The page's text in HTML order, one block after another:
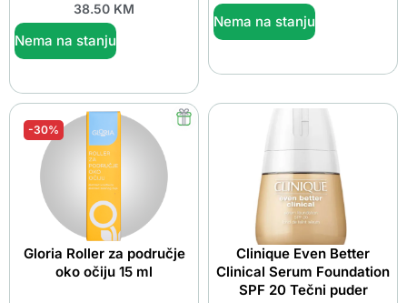
38.50 KM
Nema na stanju
Nema na stanju
-30%
Gloria Roller za područje
oko očiju 15 ml
Clinique Even Better
Clinical Serum Foundation
SPF 20 Tečni puder